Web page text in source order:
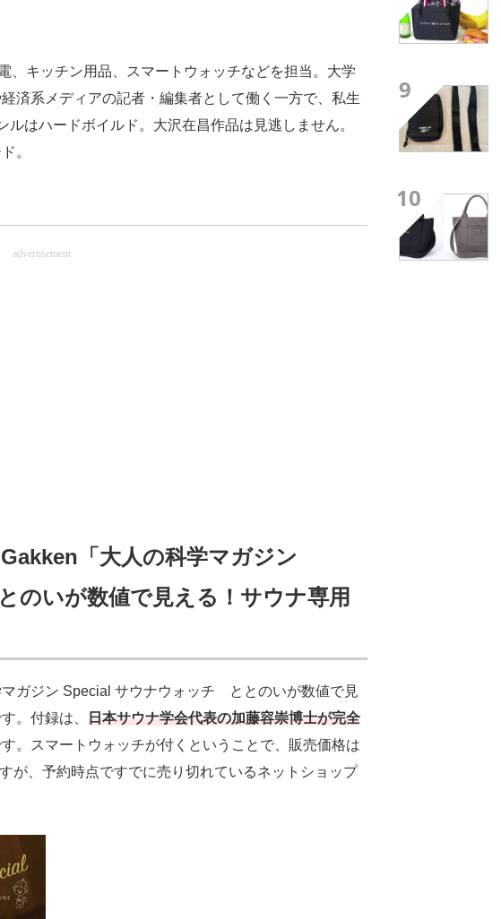
、キッチン用品、スマートウォッチなどを担当。大学
済系メディアの記者・編集者として働く一方で、私生
はハードボイルド。大沢在昌作品は見逃しません。
。
advertisement
「大人の科学マガジン
いが数値で見える！サウナ専用
ガジン Special サウナウォッチ ととのいが数値で見
。付録は、 日本サウナ学会代表の加藤容崇博士が完全
。スマートウォッチが付くということで、販売価格は
が、予約時点ですでに売り切れているネットショップ
9
10